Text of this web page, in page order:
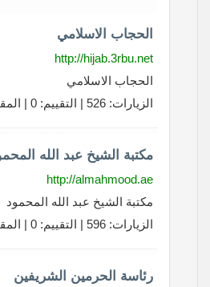
الحجاب الاسلامي
http://hijab.3rbu.net
الحجاب الاسلامي
الزيارات: 526 | التقييم: 0 | المقيّمين: 0
مكتبة الشيخ عبد الله المحمود
http://almahmood.ae
مكتبة الشيخ عبد الله المحمود
الزيارات: 596 | التقييم: 0 | المقيّمين: 0
رئاسة الحرمين الشريفين